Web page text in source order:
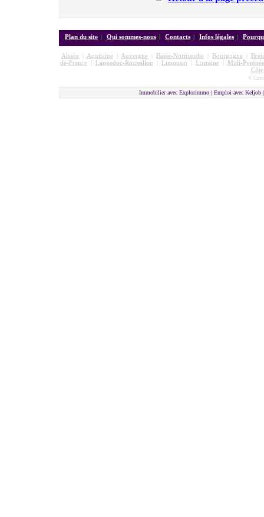
Plan du site | Qui sommes-nous | Contacts | Infos légales |
Alsace Aquitaine Auvergne Basse-Normandie Bourgogne
de-France| Langedoc-Roussillon Limousin Lorraine|
Midi-
©
Immobilier avec Explorimmo | Emploi avec Keljob